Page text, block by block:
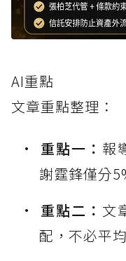
AI重點
文章重點整理：
重點一： 報
謝霆鋒僅分
重點二： 文
配，不必平